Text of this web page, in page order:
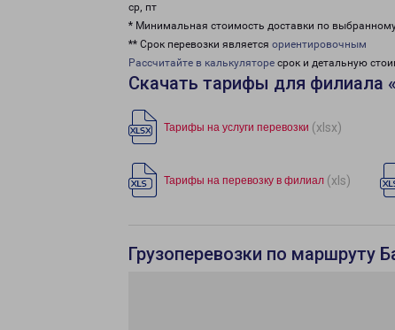
ср, пт
* Минимальная стоимость доставки по
** Срок перевозки является ориентировочным
Рассчитайте в калькуляторе срок и детальную
Скачать тарифы для филиала
Тарифы на услуги перевозки (xlsx)
Тарифы на перевозку в филиал (xls)
Грузоперевозки по маршруту